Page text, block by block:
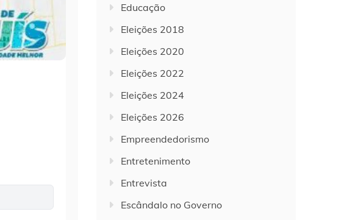
Educação
Eleições 2018
Eleições 2020
Eleições 2022
Eleições 2024
Eleições 2026
Empreendedorismo
Entretenimento
Entrevista
Escândalo no Governo